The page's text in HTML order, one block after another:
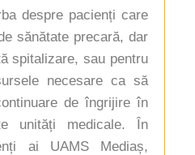
despre pacienți care
sănătate precară, dar
spitalizare, sau pentru
necesare ca să
de îngrijire în
unități medicale. În
ai UAMS Mediaș,